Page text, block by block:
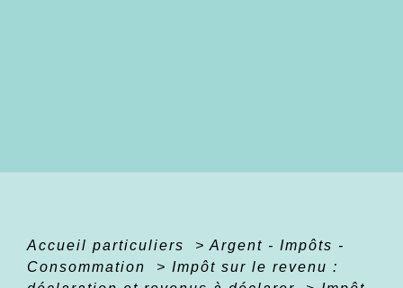
Accueil particuliers > Argent - Impôts -
Consommation
> Impôt sur le revenu :